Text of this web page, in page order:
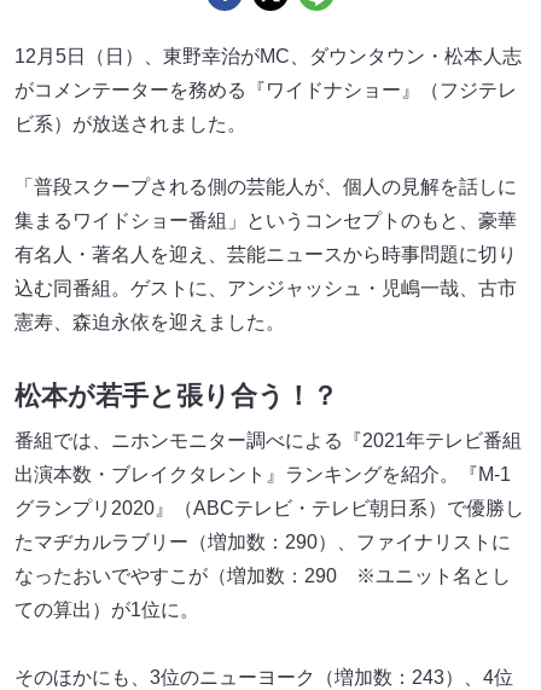
12月5日（日）、東野幸治がMC、ダウンタウン・松本人志
がコメンテーターを務める『ワイドナショー』（フジテレ
ビ系）が放送されました。
「普段スクープされる側の芸能人が、個人の見解を話しに
集まるワイドショー番組」というコンセプトのもと、豪華
有名人・著名人を迎え、芸能ニュースから時事問題に切り
込む同番組。ゲストに、アンジャッシュ・児嶋一哉、古市
憲寿、森迫永依を迎えました。
松本が若手と張り合う！？
番組では、ニホンモニター調べによる『2021年テレビ番組
出演本数・ブレイクタレント』ランキングを紹介。『M-1
グランプリ2020』（ABCテレビ・テレビ朝日系）で優勝し
たマヂカルラブリー（増加数：290）、ファイナリストに
なったおいでやすこが（増加数：290 ※ユニット名とし
ての算出）が1位に。
そのほかにも、3位のニューヨーク（増加数：243）、4位